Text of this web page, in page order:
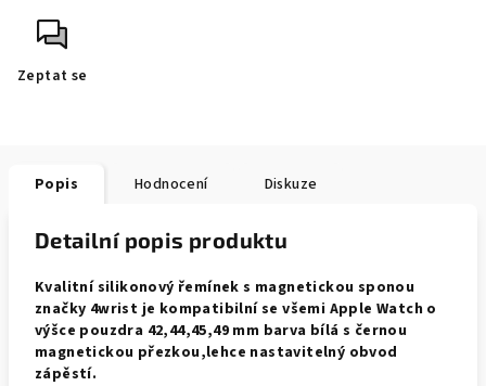
Zeptat se
Popis Hodnocení Diskuze
Detailní popis produktu
Kvalitní silikonový řemínek s magnetickou sponou
značky 4wrist je kompatibilní se všemi Apple Watch o
výšce pouzdra 42,44,45,49 mm barva bílá s černou
magnetickou přezkou,lehce nastavitelný obvod
zápěstí.